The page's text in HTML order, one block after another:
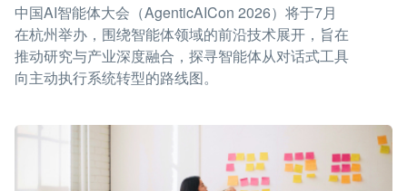
中国AI智能体大会（AgenticAICon 2026）将于7月
在杭州举办，围绕智能体领域的前沿技术展开，旨在
推动研究与产业深度融合，探寻智能体从对话式工具
向主动执行系统转型的路线图。